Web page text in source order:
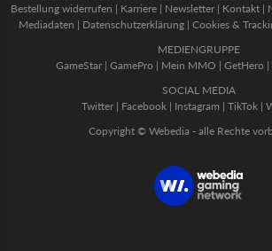
Bestellung widerrufen | Karriere | Newsletter | Kontakt |
Mediadaten | Datenschutzerklärung | Cookies &
MEDIENGRUPPE
GameStar| GamePro | Mein MMO | GetHero |
SOCIAL MEDIA
Twitter | Facebook | Instagram | TikTok |
Copyright © Webedia - alle Rechte